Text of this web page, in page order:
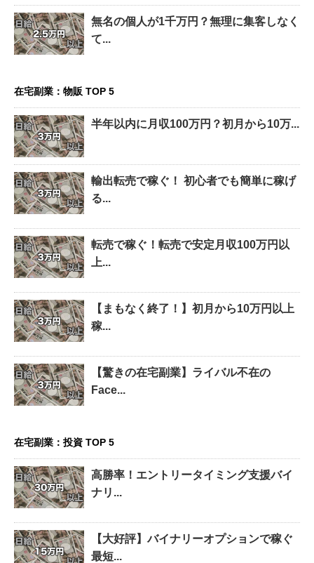
無名の個人が1千万円？無理に集客しなく
て...
在宅副業：物販 TOP 5
半年以内に月収100万円？初月から10万...
輸出転売で稼ぐ！ 初心者でも簡単に稼げ
る...
転売で稼ぐ！転売で安定月収100万円以
上...
【まもなく終了！】初月から10万円以上
稼...
【驚きの在宅副業】ライバル不在の
Face...
在宅副業：投資 TOP 5
高勝率！エントリータイミング支援バイ
ナリ...
【大好評】バイナリーオプションで稼ぐ
最短...